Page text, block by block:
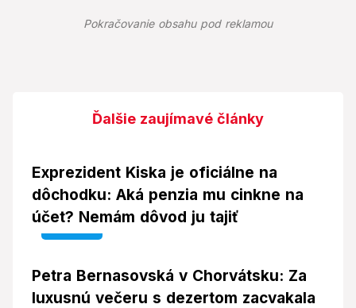
Pokračovanie obsahu pod reklamou
Ďalšie zaujímavé články
Exprezident Kiska je oficiálne na
dôchodku: Aká penzia mu cinkne na
účet? Nemám dôvod ju tajiť
Video
Petra Bernasovská v Chorvátsku: Za
luxusnú večeru s dezertom zacvakala